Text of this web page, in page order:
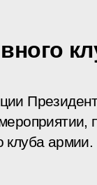
клуба армии.